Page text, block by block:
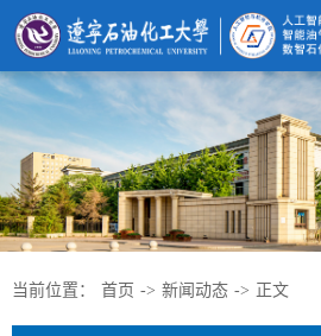
当前位置： 首页 -> 新闻动态 -> 正文